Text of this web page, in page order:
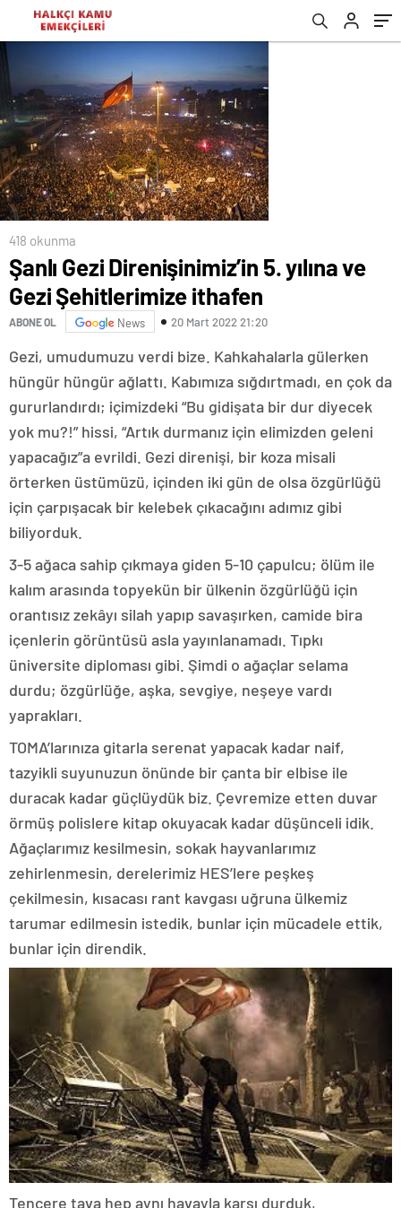
418 okunma
Şanlı Gezi Direnişinimiz’in 5. yılına ve
Gezi Şehitlerimize ithafen
ABONE OL News 20 Mart 2022 21:20
Gezi, umudumuzu verdi bize. Kahkahalarla gülerken
hüngür hüngür ağlattı. Kabımıza sığdırtmadı, en çok da
gururlandırdı; içimizdeki “Bu gidişata bir dur diyecek
yok mu?!” hissi, “Artık durmanız için elimizden geleni
yapacağız”a evrildi. Gezi direnişi, bir koza misali
örterken üstümüzü, içinden iki gün de olsa özgürlüğü
için çarpışacak bir kelebek çıkacağını adımız gibi
biliyorduk.
3-5 ağaca sahip çıkmaya giden 5-10 çapulcu; ölüm ile
kalım arasında topyekün bir ülkenin özgürlüğü için
orantısız zekâyı silah yapıp savaşırken, camide bira
içenlerin görüntüsü asla yayınlanamadı. Tıpkı
üniversite diploması gibi. Şimdi o ağaçlar selama
durdu; özgürlüğe, aşka, sevgiye, neşeye vardı
yaprakları.
TOMA’larınıza gitarla serenat yapacak kadar naif,
tazyikli suyunuzun önünde bir çanta bir elbise ile
duracak kadar güçlüydük biz. Çevremize etten duvar
örmüş polislere kitap okuyacak kadar düşünceli idik.
Ağaçlarımız kesilmesin, sokak hayvanlarımız
zehirlenmesin, derelerimiz HES’lere peşkeş
çekilmesin, kısacası rant kavgası uğruna ülkemiz
tarumar edilmesin istedik, bunlar için mücadele ettik,
bunlar için direndik.
Tencere tava hep aynı havayla karşı durduk,
meşalesi 19 Mayıs!